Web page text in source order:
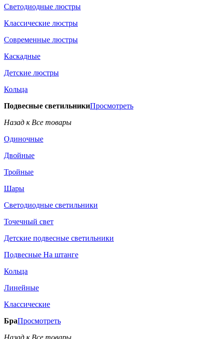
Светодиодные люстры
Классические люстры
Современные люстры
Каскадные
Детские люстры
Кольца
Подвесные светильникиПросмотреть
Назад к Все товары
Одиночные
Двойные
Тройные
Шары
Светодиодные светильники
Точечный свет
Детские подвесные светильники
Подвесные На штанге
Кольца
Линейные
Классические
БраПросмотреть
Назад к Все товары